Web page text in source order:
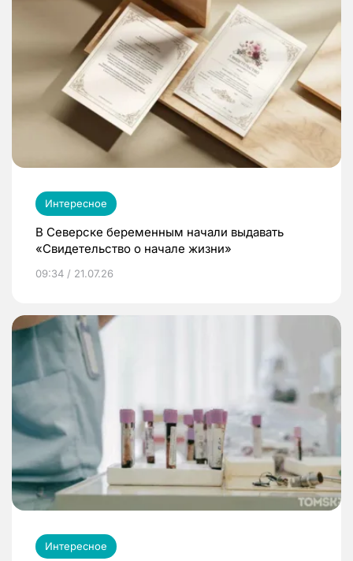
Интересное
В Северске беременным начали выдавать
«Свидетельство о начале жизни»
09:34 / 21.07.26
Интересное